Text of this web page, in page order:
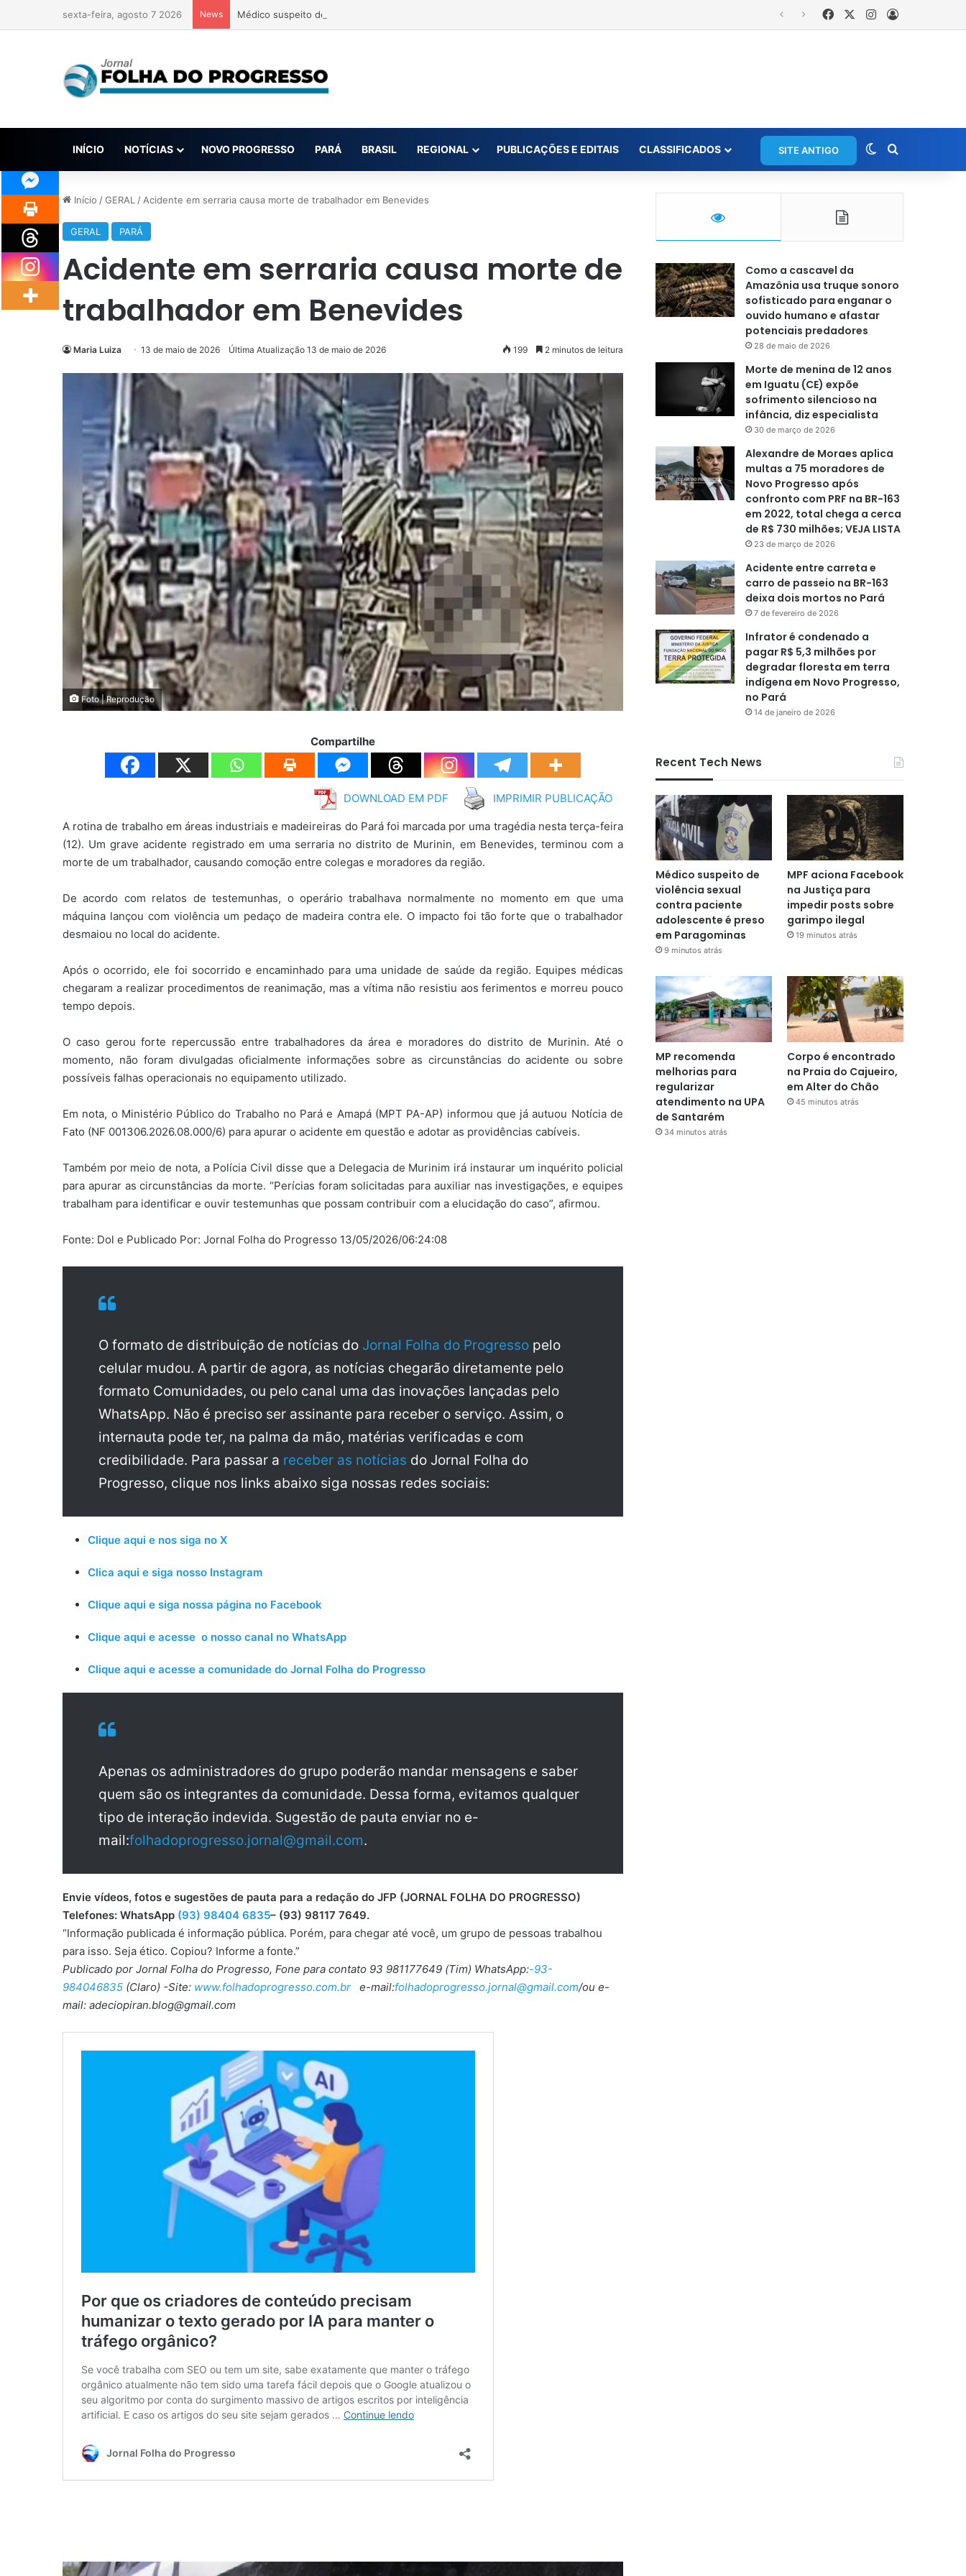
sexta-feira, agosto 7 2026 News Médico suspeito de violência sexual contra paciente adolescente é preso em Paragominas FacebookInstagram
INÍCIO NOTÍCIAS NOVO PROGRESSO PARÁ BRASIL REGIONAL PUBLICAÇÕES E EDITAIS CLASSIFICADOS SITE ANTIGO Switch skin
Início /GERAL / Acidente em serraria causa morte de trabalhador em Benevides
GERAL PARÁ
Acidente em serraria causa morte de
trabalhador em Benevides
Maria Luiza 13 de maio de 2026 Última Atualização 13 de maio de 2026 199 2 minutos de leitura
Foto | Reprodução
Compartilhe
DOWNLOAD EM PDF IMPRIMIR PUBLICAÇÃO
A rotina de trabalho em áreas industriais e madeireiras do Pará foi marcada por uma tragédia nesta terça-feira
(12). Um grave acidente registrado em uma serraria no distrito de Murinin, em Benevides, terminou com a
morte de um trabalhador, causando comoção entre colegas e moradores da região.
De acordo com relatos de testemunhas, o operário trabalhava normalmente no momento em que uma
máquina lançou com violência um pedaço de madeira contra ele. O impacto foi tão forte que o trabalhador
desmaiou no local do acidente.
Após o ocorrido, ele foi socorrido e encaminhado para uma unidade de saúde da região. Equipes médicas
chegaram a realizar procedimentos de reanimação, mas a vítima não resistiu aos ferimentos e morreu pouco
tempo depois.
O caso gerou forte repercussão entre trabalhadores da área e moradores do distrito de Murinin. Até o
momento, não foram divulgadas oficialmente informações sobre as circunstâncias do acidente ou sobre
possíveis falhas operacionais no equipamento utilizado.
Em nota, o Ministério Público do Trabalho no Pará e Amapá (MPT PA-AP) informou que já autuou Notícia de
Fato (NF 001306.2026.08.000/6) para apurar o acidente em questão e adotar as providências cabíveis.
Também por meio de nota, a Polícia Civil disse que a Delegacia de Murinim irá instaurar um inquérito policial
para apurar as circunstâncias da morte. “Perícias foram solicitadas para auxiliar nas investigações, e equipes
trabalham para identificar e ouvir testemunhas que possam contribuir com a elucidação do caso”, afirmou.
Fonte: Dol e Publicado Por: Jornal Folha do Progresso 13/05/2026/06:24:08
O formato de distribuição de notícias do Jornal Folha do Progresso pelo
celular mudou. A partir de agora, as notícias chegarão diretamente pelo
formato Comunidades, ou pelo canal uma das inovações lançadas pelo
WhatsApp. Não é preciso ser assinante para receber o serviço. Assim, o
internauta pode ter, na palma da mão, matérias verificadas e com
credibilidade. Para passar a receber as notícias do Jornal Folha do
Progresso, clique nos links abaixo siga nossas redes sociais:
Clique aqui e nos siga no X
Clica aqui e siga nosso Instagram
Clique aqui e siga nossa página no Facebook
Clique aqui e acesse o nosso canal no WhatsApp
Clique aqui e acesse a comunidade do Jornal Folha do Progresso
Apenas os administradores do grupo poderão mandar mensagens e saber
quem são os integrantes da comunidade. Dessa forma, evitamos qualquer
tipo de interação indevida. Sugestão de pauta enviar no e-
mail:folhadoprogresso.jornal@gmail.com.
Envie vídeos, fotos e sugestões de pauta para a redação do JFP (JORNAL FOLHA DO PROGRESSO)
Telefones: WhatsApp (93) 98404 6835– (93) 98117 7649.
“Informação publicada é informação pública. Porém, para chegar até você, um grupo de pessoas trabalhou
para isso. Seja ético. Copiou? Informe a fonte.”
Publicado por Jornal Folha do Progresso, Fone para contato 93 981177649 (Tim) WhatsApp:-93-
984046835 (Claro) -Site: www.folhadoprogresso.com.br e-mail:folhadoprogresso.jornal@gmail.com/ou e-
mail: adeciopiran.blog@gmail.com
Como a cascavel da
Amazônia usa truque sonoro
sofisticado para enganar o
ouvido humano e afastar
potenciais predadores
28 de maio de 2026
Morte de menina de 12 anos
em Iguatu (CE) expõe
sofrimento silencioso na
infância, diz especialista
30 de março de 2026
Alexandre de Moraes aplica
multas a 75 moradores de
Novo Progresso após
confronto com PRF na BR-163
em 2022, total chega a cerca
de R$ 730 milhões; VEJA LISTA
23 de março de 2026
Acidente entre carreta e
carro de passeio na BR-163
deixa dois mortos no Pará
7 de fevereiro de 2026
Infrator é condenado a
pagar R$ 5,3 milhões por
degradar floresta em terra
indígena em Novo Progresso,
no Pará
14 de janeiro de 2026
Recent Tech News
Médico suspeito de
violência sexual
contra paciente
adolescente é preso
em Paragominas
9 minutos atrás
MPF aciona Facebook
na Justiça para
impedir posts sobre
garimpo ilegal
19 minutos atrás
MP recomenda
melhorias para
regularizar
atendimento na UPA
de Santarém
34 minutos atrás
Corpo é encontrado
na Praia do Cajueiro,
em Alter do Chão
45 minutos atrás